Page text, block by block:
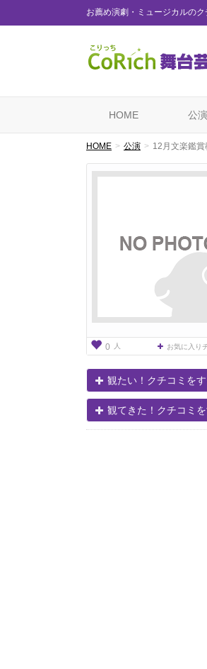
お薦め演劇・ミュージカルの
HOME 公演
HOME 公演 12月文楽鑑賞
0 人 お気に入り
観たい！クチコミをす
観てきた！クチコミ